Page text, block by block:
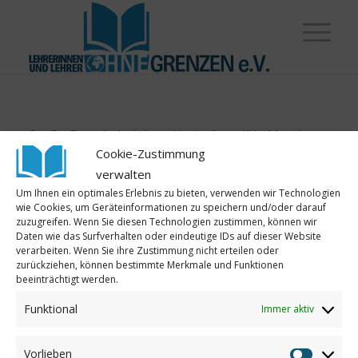
Cookie-Zustimmung
verwalten
Um Ihnen ein optimales Erlebnis zu bieten, verwenden wir Technologien
wie Cookies, um Geräteinformationen zu speichern und/oder darauf
zuzugreifen. Wenn Sie diesen Technologien zustimmen, können wir
Daten wie das Surfverhalten oder eindeutige IDs auf dieser Website
verarbeiten. Wenn Sie ihre Zustimmung nicht erteilen oder
zurückziehen, können bestimmte Merkmale und Funktionen
beeinträchtigt werden.
Funktional Immer aktiv
Vorlieben
Große Freude bei den „Little Angel“ in Mombasa
Mit Hilfe von Spendengeldern von „Lehrerinnen
und Lehrer ohne Grenzen“ und großem
Engagement aller Beteiligten vom Verein „Little
Angel e.V.“ konnten für die Schule und dem
integrierten Waisenheim in Likoni, Mombasa nun
neue Schuhe, Rucksäcke, Matratzen und
Schulbänke angeschafft werden. Die Freude bei
den Kindern, Jugendlichen und Lehrkräften war